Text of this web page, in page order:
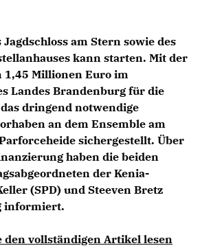
am Stern sowie des
kann starten. Mit der
1,45 Millionen Euro im
Landes Brandenburg für die
dringend notwendige
an dem Ensemble am
sichergestellt. Über
haben die beiden
der Kenia-
(SPD) und Steeven Bretz
informiert.
den vollständigen Artikel lesen